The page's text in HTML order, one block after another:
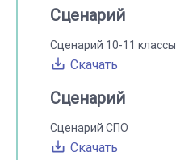
Сценарий
Сценарий 10-11 классы
Скачать
Сценарий
Сценарий СПО
Скачать